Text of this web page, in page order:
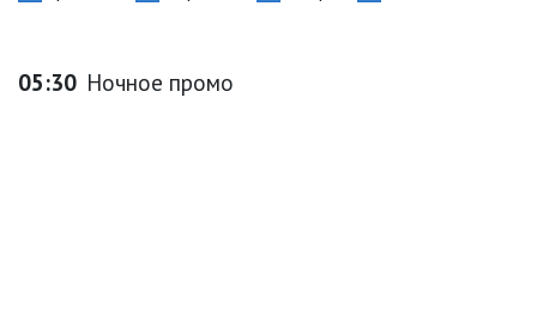
05:30 Ночное промо